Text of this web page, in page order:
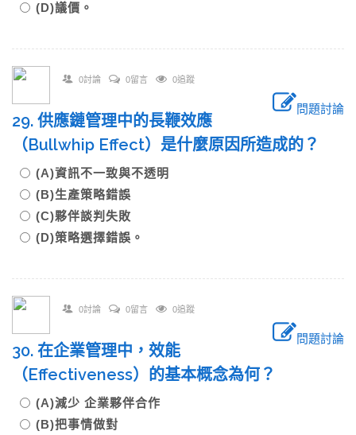
(D)議價。
0討論 0留言 0追蹤
問題討論
29. 供應鏈管理中的長鞭效應
（Bullwhip Effect）是什麼原因所造成的？
(A)資訊不一致與不透明
(B)生產策略錯誤
(C)夥伴談判失敗
(D)策略選擇錯誤。
0討論 0留言 0追蹤
問題討論
30. 在企業管理中，效能
（Effectiveness）的基本概念為何？
(A)減少 企業夥伴合作
(B)把事情做對